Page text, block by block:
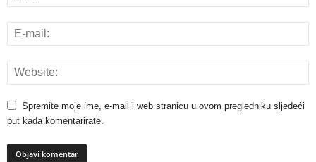
Spremite moje ime, e-mail i web stranicu u ovom pregledniku sljedeći
put kada komentarirate.